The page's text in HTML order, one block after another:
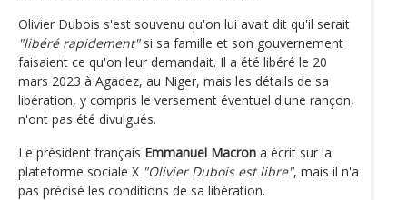
Olivier Dubois s'est souvenu qu'on lui avait dit qu'il serait
"libéré rapidement"si sa famille et son gouvernement
faisaient ce qu'on leur demandait. Il a été libéré le 20
mars 2023 à Agadez, au Niger, mais les détails de sa
libération, y compris le versement éventuel d'une rançon,
n'ont pas été divulgués.
Le président français Emmanuel Macron a écrit sur la
plateforme sociale X "Olivier Dubois est libre", mais il n'a
pas précisé les conditions de sa libération.